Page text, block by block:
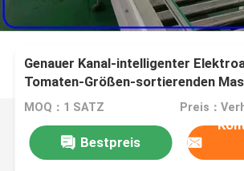
Genauer Kanal-intelligenter
Tomaten-Größen-sortierenden
MOQ：1 SATZ
Bestpreis